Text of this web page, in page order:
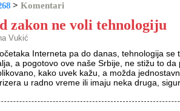
> Komentari
zakon ne voli tehnologiju
Vukić
Interneta pa do danas, tehnologija se
a pogotovo ove naše Srbije, ne stižu to
kako uvek kažu, a možda
u radno vreme ili imaju neka druga,